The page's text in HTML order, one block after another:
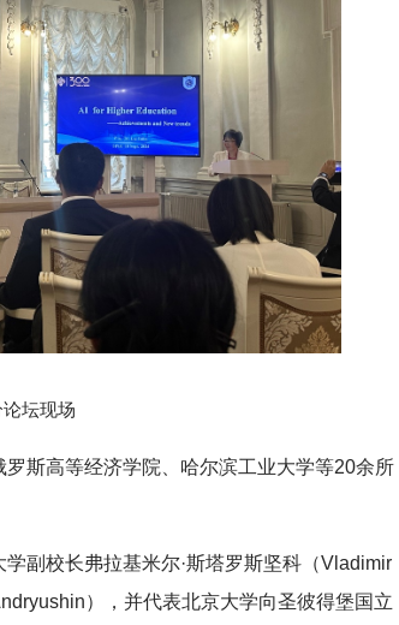
论坛现场
斯高等经济学院、哈尔滨工业大学等20余所
副校长弗拉基米尔·斯塔罗斯坚科（Vladimir
），并代表北京大学向圣彼得堡国立